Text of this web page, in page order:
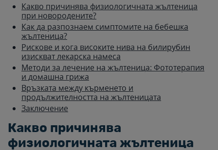
Какво причинява физиологичната жълтеница
при новородените?
Как да разпознаем симптомите на бебешка
жълтеница?
Рискове и кога високите нива на билирубин
изискват лекарска намеса
Методи за лечение на жълтеница: Фототерапия
и домашна грижа
Връзката между кърменето и
продължителността на жълтеницата
Заключение
Какво причинява
физиологичната жълтеница